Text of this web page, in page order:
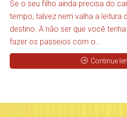
Se o seu filho ainda precisa do
tempo, talvez nem valha a leitura
destino. A não ser que você
fazer os passeios com o...
Continue